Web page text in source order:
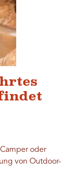
oder
von Outdoor-